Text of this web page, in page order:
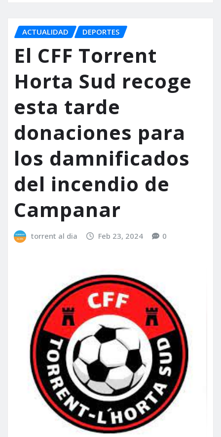
ACTUALIDAD DEPORTES
El CFF Torrent
Horta Sud recoge
esta tarde
donaciones para
los damnificados
del incendio de
Campanar
torrent al dia Feb 23, 2024 0